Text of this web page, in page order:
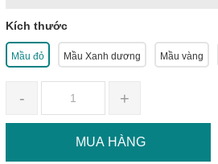
Kích thước
Mầu đỏ Mầu Xanh dương Mầu vàng
- +
MUA HÀNG